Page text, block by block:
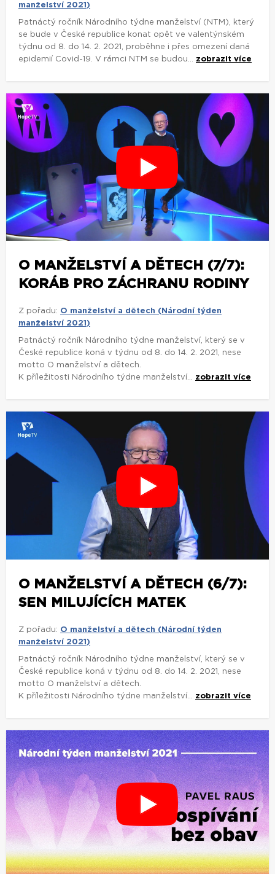
manželství 2021)
Patnáctý ročník Národního týdne manželství (NTM), který
se bude v České republice konat opět ve valentýnském
týdnu od 8. do 14. 2. 2021, proběhne i přes omezení daná
epidemií Covid-19. V rámci NTM se budou... zobrazit více
O MANŽELSTVÍ A DĚTECH (7/7):
KORÁB PRO ZÁCHRANU RODINY
Z pořadu: O manželství a dětech (Národní týden
manželství 2021)
Patnáctý ročník Národního týdne manželství, který se v
České republice koná v týdnu od 8. do 14. 2. 2021, nese
motto O manželství a dětech.
K příležitosti Národního týdne manželství... zobrazit více
O MANŽELSTVÍ A DĚTECH (6/7):
SEN MILUJÍCÍCH MATEK
Z pořadu: O manželství a dětech (Národní týden
manželství 2021)
Patnáctý ročník Národního týdne manželství, který se v
České republice koná v týdnu od 8. do 14. 2. 2021, nese
motto O manželství a dětech.
K příležitosti Národního týdne manželství... zobrazit více